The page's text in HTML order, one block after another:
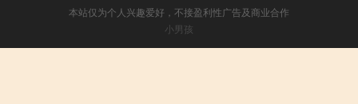
本站仅为个人兴趣爱好，不接盈利性广告及商业合作
小男孩